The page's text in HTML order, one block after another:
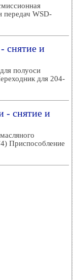
передач WSD-
снятие и
полуоси
для 204-
- снятие и
Приспособление